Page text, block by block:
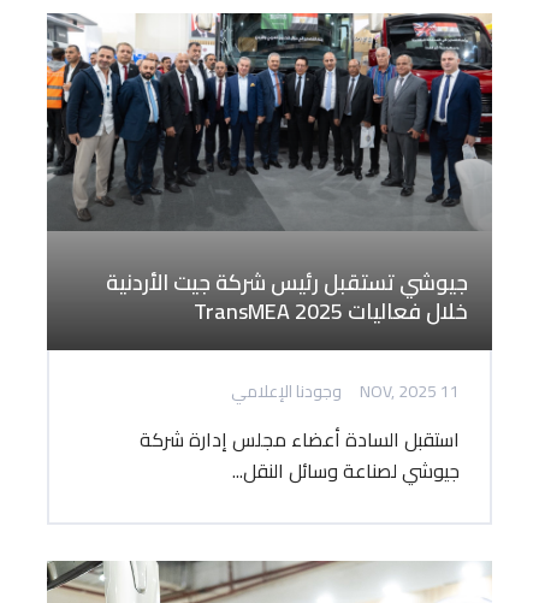
جيوشي تستقبل رئيس شركة جيت الأردنية
خلال فعاليات TransMEA 2025
11 NOV, 2025 وجودنا الإعلامي
استقبل السادة أعضاء مجلس إدارة شركة
جيوشي لصناعة وسائل النقل...